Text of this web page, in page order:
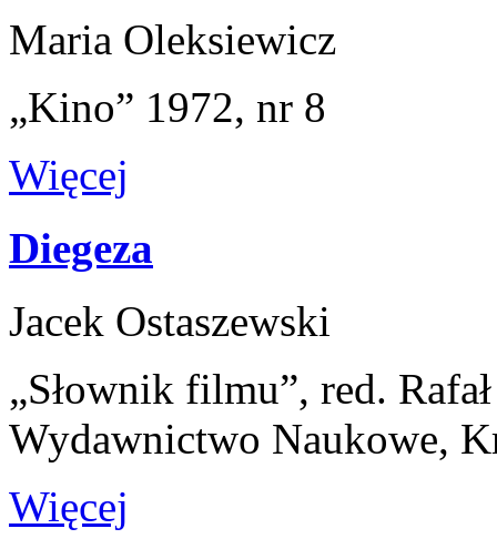
Maria Oleksiewicz
„Kino” 1972, nr 8
Więcej
Diegeza
Jacek Ostaszewski
„Słownik filmu”, red.
Wydawnictwo Naukowe,
Więcej